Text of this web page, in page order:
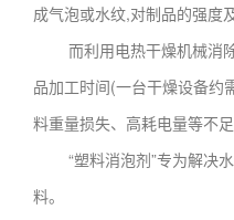
成气泡或水纹,对制品的强度
而利用电热干燥机械消除
品加工时间(一台干燥设备约
料重量损失、高耗电量等不
“塑料消泡剂”专为解决水
料。